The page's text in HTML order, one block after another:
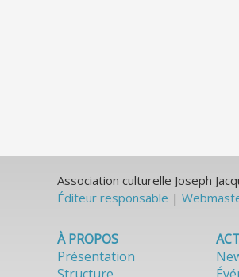
Association culturelle Joseph
Éditeur responsable |
À PROPOS
Présentation